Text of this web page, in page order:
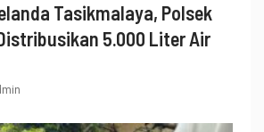
Tasikmalaya, Polsek
5.000 Liter Air